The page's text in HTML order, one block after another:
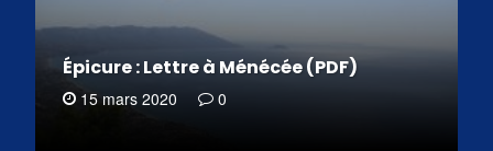
Épicure : Lettre à Ménécée (PDF)
15 mars 2020 0